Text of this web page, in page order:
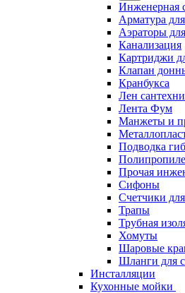
Инженерная
Арматура
Аэраторы
Канализация
Картриджи
Клапан
Кранбукса
Лен
Лента Фум
Манжеты и
Подводка
Прочая
Сифоны
Счетчики
Трапы
Трубная
Хомуты
Шаровые
Шланги для
Инсталляции
Кухонные мойки